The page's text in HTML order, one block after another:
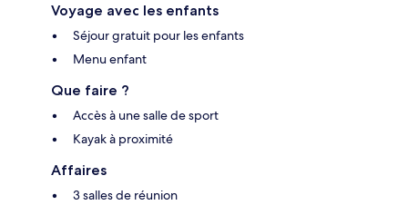
Voyage avec les enfants
Séjour gratuit pour les enfants
Menu enfant
Que faire ?
Accès à une salle de sport
Kayak à proximité
Affaires
3 salles de réunion